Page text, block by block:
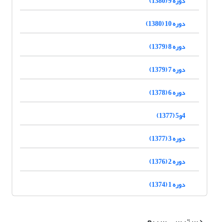
دوره 10 (1380)
دوره 8 (1379)
دوره 7 (1379)
دوره 6 (1378)
4و5 (1377)
دوره 3 (1377)
دوره 2 (1376)
دوره 1 (1374)